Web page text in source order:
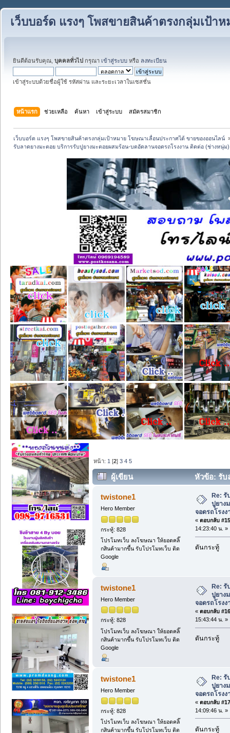
เว็บบอร์ด แรงๆ โพสขายสินค้าตรงกลุ่มเป้
ยินดีต้อนรับคุณ, บุคคลทั่วไป กรุณา เข้าสู่ระบบ หรือ ลงทะเบียน
เข้าสู่ระบบด้วยชื่อผู้ใช้ รหัสผ่าน และระยะเวลาในเซสชั่น
หน้าแรก ช่วยเหลือ ค้นหา เข้าสู่ระบบ สมัครสมาชิก
เว็บบอร์ด แรงๆ โพสขายสินค้าตรงกลุ่มเป้าหมาย โฆษณาเลื่อนประกาศได้ ขายของออนไลน์
รับลาดยางมะตอย บริการรับปูยางมะตอยผสมร้อน-บดอัดลานจอดรถโรงงาน ติดต่อ (ช่างหนุ่ม)
หน้า: 1 [2]3 4 5
ผู้เขียน
หัวข้อ: รับ
ลานจอดรถโรงงาน ติดต่อ (ช่างหนุ่ม) (อ่
twistone1
Hero Member
กระทู้: 828
โปรโมทเว็บ ลงโฆษณา ให้ยอดคลิ๊
กสินค้ามากขึ้น รับโปรโมทเว็บ ติด
Google
Re: รั
ปูยาง
จอดรถโรง
« ตอบกลับ
14:23:40 น. »
ดันกระทู้
twistone1
Hero Member
กระทู้: 828
โปรโมทเว็บ ลงโฆษณา ให้ยอดคลิ๊
กสินค้ามากขึ้น รับโปรโมทเว็บ ติด
Google
Re: รั
ปูยาง
จอดรถโรง
« ตอบกลับ
15:43:44 น. »
ดันกระทู้
twistone1
Hero Member
กระทู้: 828
โปรโมทเว็บ ลงโฆษณา ให้ยอดคลิ๊
กสินค้ามากขึ้น รับโปรโมทเว็บ ติด
Re: รั
ปูยาง
จอดรถโรง
« ตอบกลับ
14:09:46 น. »
ดันกระทู้